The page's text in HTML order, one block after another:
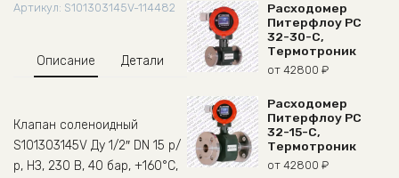
Артикул: S101303145V-114482
Описание Детали
Клапан соленоидный
S101303145V Ду 1/2″ DN 15 р/
р, НЗ, 230 В, 40 бар, +160°С,
Расходомер
Питерфлоу РС
32-30-С,
Термотроник
от 42800 ₽
Расходомер
Питерфлоу РС
32-15-С,
Термотроник
от 42800 ₽